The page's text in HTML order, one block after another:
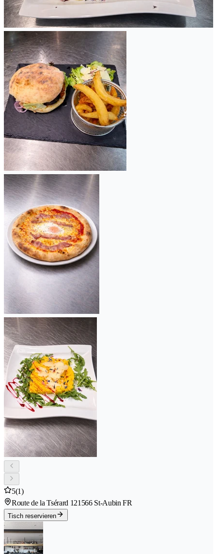
5(1)
Route de la Tsérard 121566 St-Aubin FR
Tisch reservieren